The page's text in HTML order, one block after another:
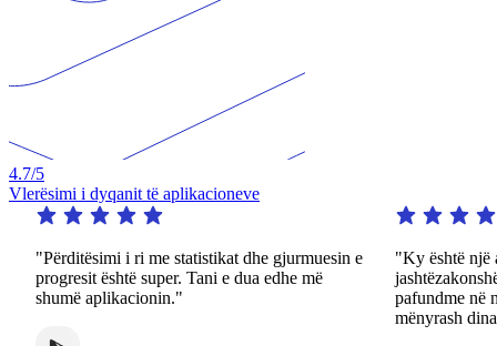
4.7/5
Vlerësimi i dyqanit të aplikacioneve
i ri me statistikat dhe gjurmuesin e
është super. Tani e dua edhe më
aplikacionin."
"Ky është një
jashtëzakonshëm.
pafundme në një
mënyrash dinamike